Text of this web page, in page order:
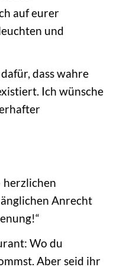
auf eurer
und
dass wahre
Ich wünsche
herzlichen
Anrecht
Wo du
Aber seid ihr